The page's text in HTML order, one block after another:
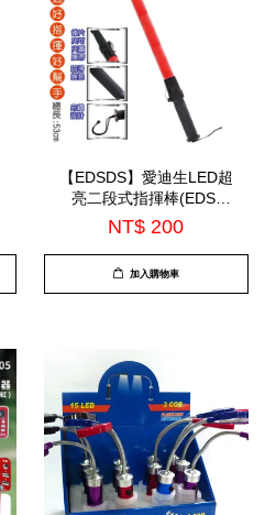
【EDSDS】愛迪生LED超
亮二段式指揮棒(EDS-
G690)
NT$ 200
加入購物車